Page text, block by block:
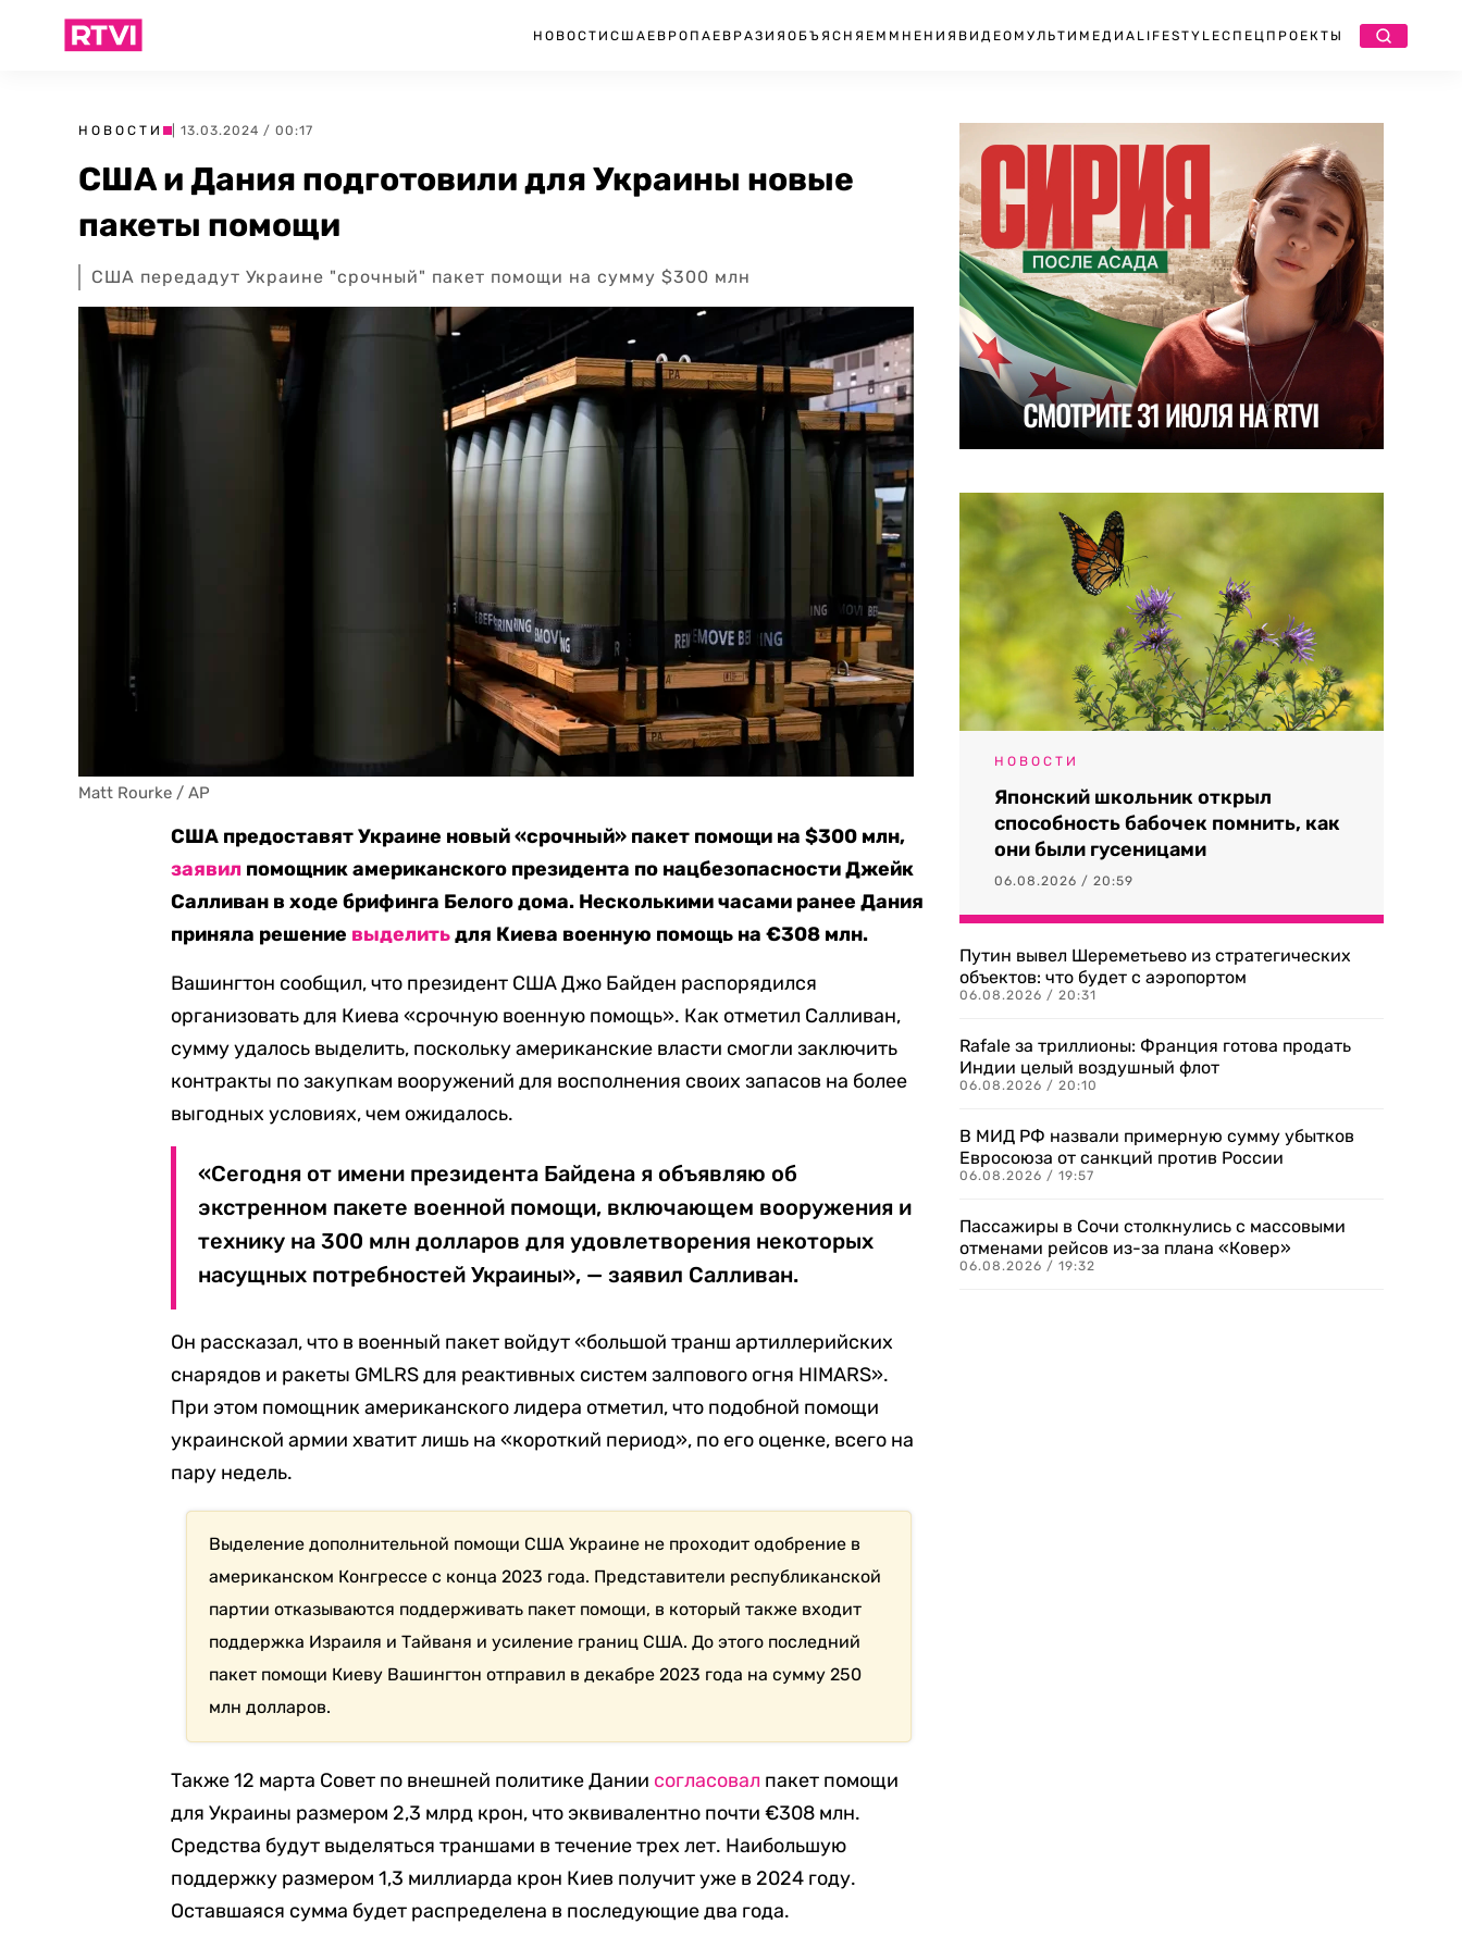
НОВОСТИ США ЕВРОПА ЕВРАЗИЯ ОБЪЯСНЯЕМ МНЕНИЯ ВИДЕО МУЛЬТИМЕДИА LIFESTYLEСПЕЦПРОЕКТЫ
НОВОСТИ | 13.03.2024 / 00:17
США и Дания подготовили для Украины новые
пакеты помощи
США передадут Украине "срочный" пакет помощи на сумму $300 млн
Matt Rourke / AP
США предоставят Украине новый «срочный» пакет помощи на $300 млн,
заявил помощник американского президента по нацбезопасности Джейк
Салливан в ходе брифинга Белого дома. Несколькими часами ранее Дания
приняла решение выделитьдля Киева военную помощь на €308 млн.
Вашингтон сообщил, что президент США Джо Байден распорядился
организовать для Киева «срочную военную помощь». Как отметил Салливан,
сумму удалось выделить, поскольку американские власти смогли заключить
контракты по закупкам вооружений для восполнения своих запасов на более
выгодных условиях, чем ожидалось.
«Сегодня от имени президента Байдена я объявляю об
экстренном пакете военной помощи, включающем вооружения и
технику на 300 млн долларов для удовлетворения некоторых
насущных потребностей Украины», — заявил Салливан.
Он рассказал, что в военный пакет войдут «большой транш артиллерийских
снарядов и ракеты GMLRS для реактивных систем залпового огня HIMARS».
При этом помощник американского лидера отметил, что подобной помощи
украинской армии хватит лишь на «короткий период», по его оценке, всего на
пару недель.
Выделение дополнительной помощи США Украине не проходит одобрение в
американском Конгрессе с конца 2023 года. Представители республиканской
партии отказываются поддерживать пакет помощи, в который также входит
поддержка Израиля и Тайваня и усиление границ США. До этого последний
пакет помощи Киеву Вашингтон отправил в декабре 2023 года на сумму 250
млн долларов.
Также 12 марта Совет по внешней политике Дании согласовал пакет помощи
для Украины размером 2,3 млрд крон, что эквивалентно почти €308 млн.
Средства будут выделяться траншами в течение трех лет. Наибольшую
поддержку размером 1,3 миллиарда крон Киев получит уже в 2024 году.
Оставшаяся сумма будет распределена в последующие два года.
НОВОСТИ
Японский школьник открыл
способность бабочек помнить, как
они были гусеницами
06.08.2026 / 20:59
Путин вывел Шереметьево из стратегических
объектов: что будет с аэропортом
06.08.2026 / 20:31
Rafale за триллионы: Франция готова продать
Индии целый воздушный флот
06.08.2026 / 20:10
В МИД РФ назвали примерную сумму убытков
Евросоюза от санкций против России
06.08.2026 / 19:57
Пассажиры в Сочи столкнулись с массовыми
отменами рейсов из-за плана «Ковер»
06.08.2026 / 19:32